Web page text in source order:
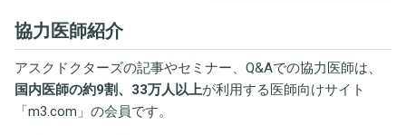
協力医師紹介
アスクドクターズの記事やセミナー、Q&Aでの協力医師は、
国内医師の約9割、33万人以上が利用する医師向けサイト
「m3.com 」の会員です。